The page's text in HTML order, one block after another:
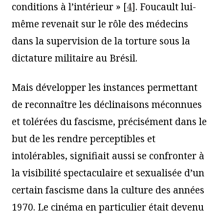
conditions à l’intérieur » [4]. Foucault lui-
même revenait sur le rôle des médecins
dans la supervision de la torture sous la
dictature militaire au Brésil.
Mais développer les instances permettant
de reconnaître les déclinaisons méconnues
et tolérées du fascisme, précisément dans le
but de les rendre perceptibles et
intolérables, signifiait aussi se confronter à
la visibilité spectaculaire et sexualisée d’un
certain fascisme dans la culture des années
1970. Le cinéma en particulier était devenu